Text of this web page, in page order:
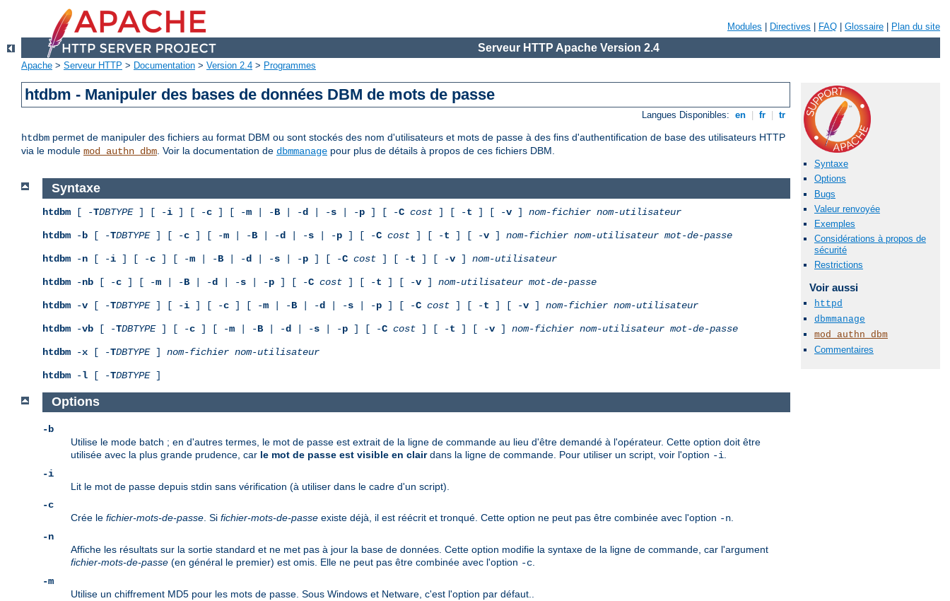
Modules Directives FAQ Glossaire Plan du site
Serveur HTTP Apache Version 2.4
Apache > Serveur HTTP > Documentation > Version 2.4 > Programmes
htdbm - Manipuler des bases de données DBM de mots de passe
Langues Disponibles: en fr tr
htdbm permet de manipuler des fichiers au format DBM ou sont stockés des nom d'utilisateurs et mots de passe à des fins d'authentification de base des utilisateurs HTTP
via le module mod_authn_dbm. Voir la documentation de dbmmanage pour plus de détails à propos de ces fichiers DBM.
Syntaxe
Options
Bugs
Valeur renvoyée
Exemples
Considérations à propos de
sécurité
Restrictions
Voir aussi
httpd
dbmmanage
mod_authn_dbm
Commentaires
Syntaxe
htdbm [ -TDBTYPE] [ -i ] [ -c ] [ -m | -B | -d | -s | -p ] [ -C cost ] [ -t ] [ -v ] nom-fichier nom-utilisateur
htdbm -b [ -TDBTYPE] [ -c ] [ -m | -B | -d | -s | -p ] [ -C cost ] [ -t ] [ -v ] nom-fichier nom-utilisateur mot-de-passe
htdbm -n [ -i ] [ -c ] [ -m | -B | -d | -s | -p ] [ -C cost ] [ -t ] [ -v ] nom-utilisateur
htdbm -nb [ -c ] [ -m | -B | -d | -s | -p ] [ -C cost ] [ -t ] [ -v ] nom-utilisateur mot-de-passe
htdbm -v [ -TDBTYPE] [ -i ] [ -c ] [ -m | -B | -d | -s | -p ] [ -C cost ] [ -t ] [ -v ] nom-fichier nom-utilisateur
htdbm -vb [ -TDBTYPE] [ -c ] [ -m | -B | -d | -s | -p ] [ -C cost ] [ -t ] [ -v ] nom-fichier nom-utilisateur mot-de-passe
htdbm -x [ -TDBTYPE] nom-fichier nom-utilisateur
htdbm -l [ -TDBTYPE]
Options
-b
Utilise le mode batch ; en d'autres termes, le mot de passe est extrait de la ligne de commande au lieu d'être demandé à l'opérateur. Cette option doit être
utilisée avec la plus grande prudence, car le mot de passe est visible en clairdans la ligne de commande. Pour utiliser un script, voir l'option -i
-i
Lit le mot de passe depuis stdin sans vérification (à utiliser dans le cadre d'un script).
-c
Crée le fichier-mots-de-passe . Si fichier-mots-de-passe existe déjà, il est réécrit et tronqué. Cette option ne peut pas être combinée avec l'option -n
-n
Affiche les résultats sur la sortie standard et ne met pas à jour la base de données. Cette option modifie la syntaxe de la ligne de commande, car l'argument
fichier-mots-de-passe (en général le premier) est omis. Elle ne peut pas être combinée avec l'option -c
-m
Utilise un chiffrement MD5 pour les mots de passe. Sous Windows et Netware, c'est l'option par défaut..